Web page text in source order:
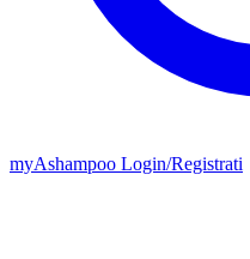
myAshampoo Login/Registrati